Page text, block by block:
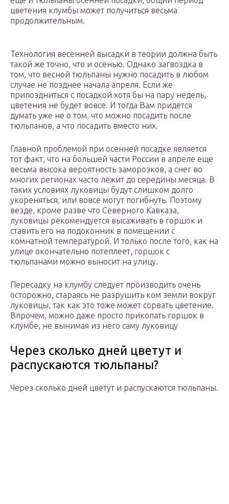
цветения клумбы может получиться весьма
продолжительным.
Технология весенней высадки в теории должна быть
такой же точно, что и осенью. Однако загвоздка в
том, что весной тюльпаны нужно посадить в любом
случае не позднее начала апреля. Если же
припоздниться с посадкой хотя бы на пару недель,
цветения не будет вовсе. И тогда Вам придется
думать уже не о том, что можно посадить после
тюльпанов, а что посадить вместо них.
Главной проблемой при осенней посадке является
тот факт, что на большей части России в апреле еще
весьма высока вероятность заморозков, а снег во
многих регионах часто лежит до середины месяца. В
таких условиях луковицы будут слишком долго
укореняться, или вовсе могут погибнуть. Поэтому
везде, кроме разве что Северного Кавказа,
луковицы рекомендуется высаживать в горшок и
ставить его на подоконник в помещении с
комнатной температурой. И только после того, как на
улице окончательно потеплеет, горшок с
тюльпанами можно выносит на улицу.
Пересадку на клумбу следует производить очень
осторожно, стараясь не разрушить ком земли вокруг
луковицы, так как это тоже может сорвать цветение.
Впрочем, можно даже просто прикопать горшок в
клумбе, не вынимая из него саму луковицу
Через сколько дней цветут и
распускаются тюльпаны?
Через сколько дней цветут и распускаются тюльпаны.